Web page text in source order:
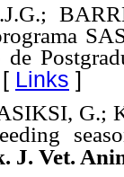
de
Links ]
G.;
J. Vet.